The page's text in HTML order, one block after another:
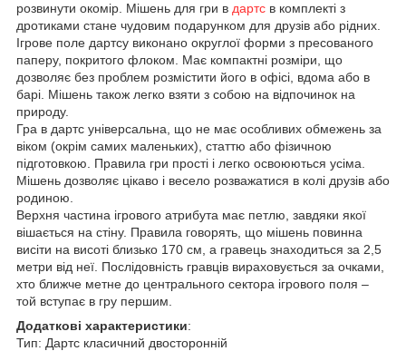
розвинути окомір. Мішень для гри в дартс в комплекті з
дротиками стане чудовим подарунком для друзів або рідних.
Ігрове поле дартсу виконано округлої форми з пресованого
паперу, покритого флоком. Має компактні розміри, що
дозволяє без проблем розмістити його в офісі, вдома або в
барі. Мішень також легко взяти з собою на відпочинок на
природу.
Гра в дартс універсальна, що не має особливих обмежень за
віком (окрім самих маленьких), статтю або фізичною
підготовкою. Правила гри прості і легко освоюються усіма.
Мішень дозволяє цікаво і весело розважатися в колі друзів або
родиною.
Верхня частина ігрового атрибута має петлю, завдяки якої
вішається на стіну. Правила говорять, що мішень повинна
висіти на висоті близько 170 см, а гравець знаходиться за 2,5
метри від неї. Послідовність гравців вираховується за очками,
хто ближче метне до центрального сектора ігрового поля –
той вступає в гру першим.
Додаткові характеристики:
Тип: Дартс класичний двосторонній